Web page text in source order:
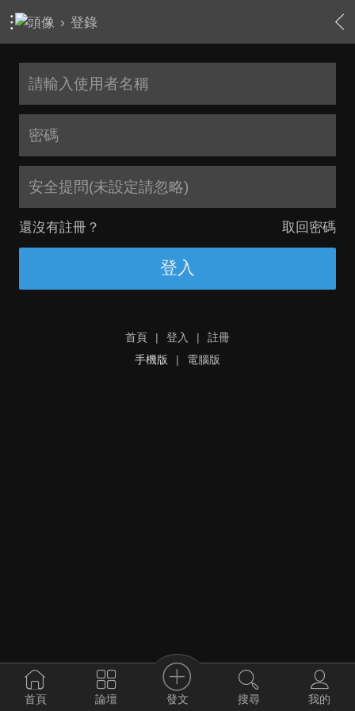
› 登錄
安全提問(未設定請忽略)
還沒有註冊？ 取回密碼
登入
首頁 | 登入 |
註冊
手機版
| 電腦版
首頁 論壇 發文 搜尋 我的